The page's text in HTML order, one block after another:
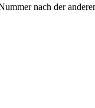
nach der